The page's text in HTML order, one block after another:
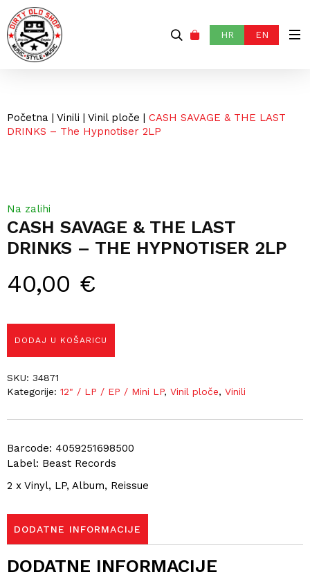
HR EN
Početna | Vinili | Vinil ploče | CASH SAVAGE & THE LAST
DRINKS – The Hypnotiser 2LP
CASH SAVAGE & THE LAST
DRINKS – THE HYPNOTISER 2LP
40,00 €
Barcode: 4059251698500
Label: Beast Records
2 x Vinyl, LP, Album, Reissue
Na zalihi
DODAJ U KOŠARICU
SKU: 34871
Kategorije: 12" / LP / EP / Mini LP, Vinil ploče, Vinili
DODATNE INFORMACIJE
DODATNE INFORMACIJE